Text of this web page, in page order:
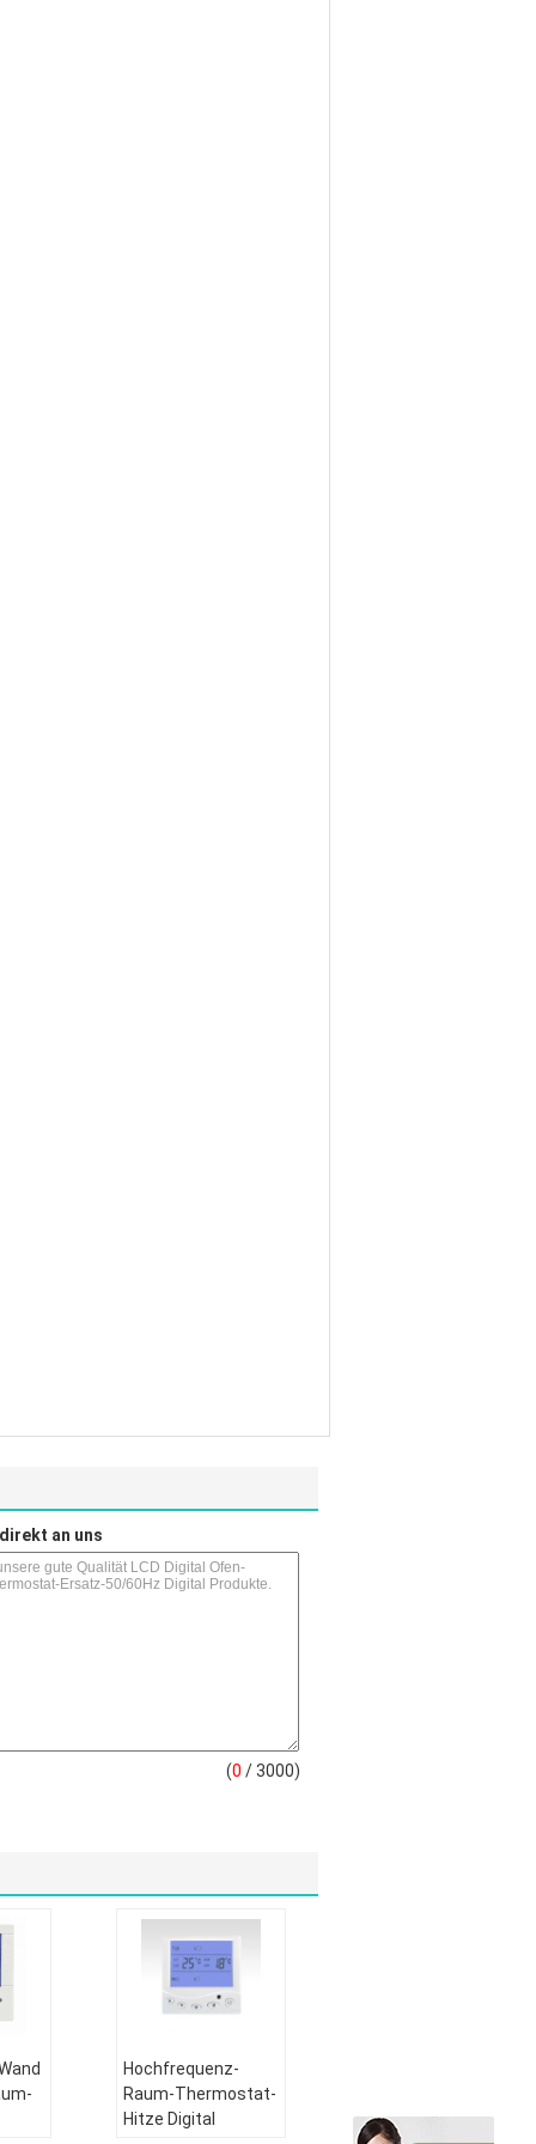
an uns
(0 / 3000)
Hochfrequenz-
Raum-Thermostat-
Hitze Digital